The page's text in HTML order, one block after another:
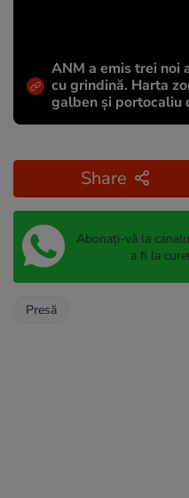
ANM a emis trei noi
cu grindină. Harta
galben și portocaliu
Share
Abonați-vă la
a fi la
Presă